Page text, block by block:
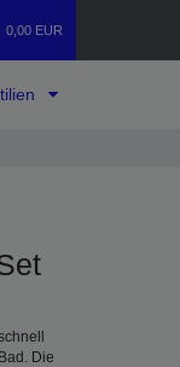
0,00 EUR
Die